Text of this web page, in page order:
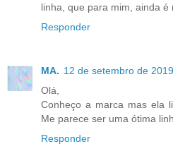
linha, que para mim, ainda é
Responder
MA. 12 de setembro de
Olá,
Conheço a marca mas ela
Me parece ser uma ótima
Responder